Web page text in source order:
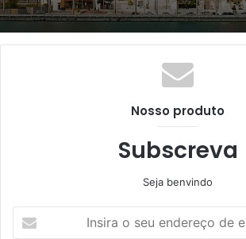
Nosso produto
Subscreva
Seja benvindo